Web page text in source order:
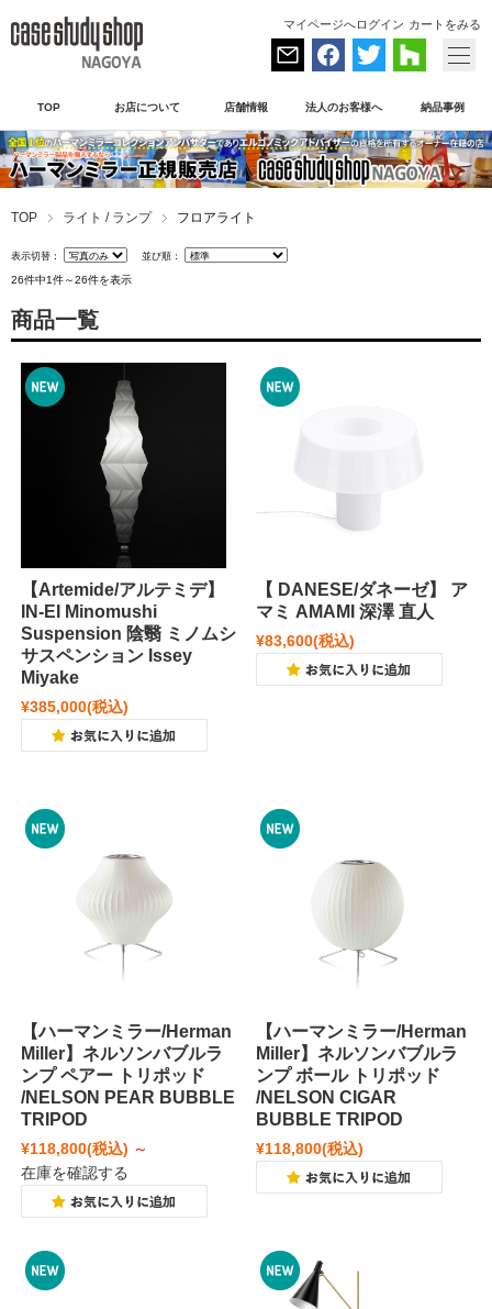
マイページへログイン カートをみる
TOP お店について 店舗情報 法人のお客様へ 納品事例
TOP ライト / ランプ フロアライト
表示切替： 並び順：
26件中1件～26件を表示
商品一覧
【Artemide/アルテミデ】
IN-EI Minomushi
Suspension 陰翳 ミノムシ
サスペンション Issey
Miyake
¥385,000(税込)
【 DANESE/ダネーゼ】 ア
マミ AMAMI 深澤 直人
¥83,600(税込)
【ハーマンミラー/Herman
Miller】ネルソンバブルラ
ンプ ペアー トリポッド
/NELSON PEAR BUBBLE
TRIPOD
¥118,800(税込) ～
在庫を確認する
【ハーマンミラー/Herman
Miller】ネルソンバブルラ
ンプ ボール トリポッド
/NELSON CIGAR
BUBBLE TRIPOD
¥118,800(税込)